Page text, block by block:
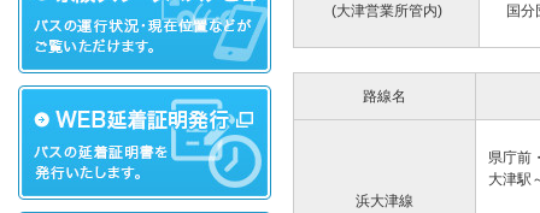
(大津営業所管内)
国分
路線名
浜大津線
県庁前
大津駅